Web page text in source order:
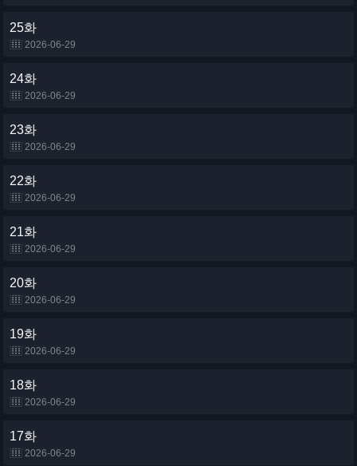
25화
2026-06-29
24화
2026-06-29
23화
2026-06-29
22화
2026-06-29
21화
2026-06-29
20화
2026-06-29
19화
2026-06-29
18화
2026-06-29
17화
2026-06-29